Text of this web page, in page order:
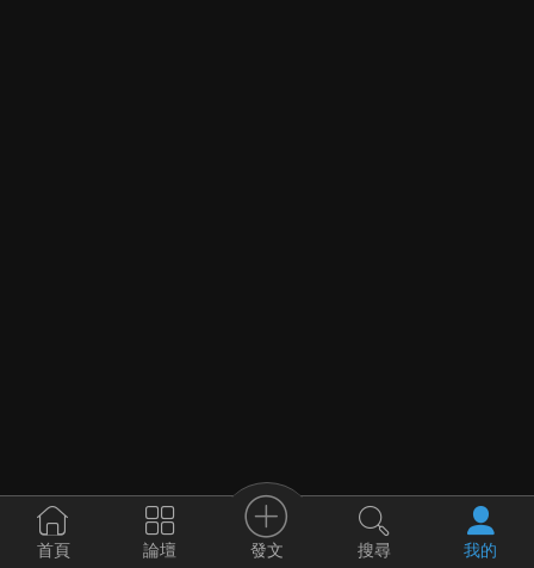
首頁 論壇 發文 搜尋 我的